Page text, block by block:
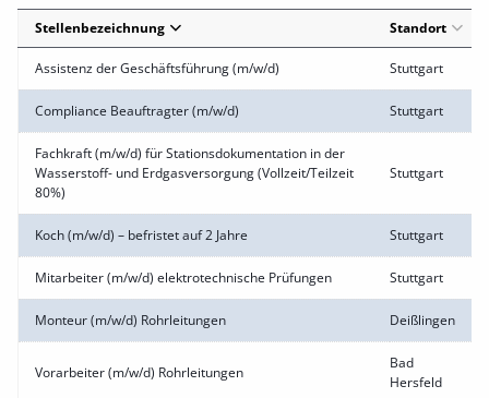
Stellenbezeichnung Standort
Assistenz der Geschäftsführung (m/w/d) Stuttgart
Compliance Beauftragter (m/w/d) Stuttgart
Fachkraft (m/w/d) für Stationsdokumentation in der
Wasserstoff- und Erdgasversorgung (Vollzeit/Teilzeit
80%)
Stuttgart
Koch (m/w/d) – befristet auf 2 Jahre Stuttgart
Mitarbeiter (m/w/d) elektrotechnische Prüfungen Stuttgart
Monteur (m/w/d) Rohrleitungen Deißlingen
Vorarbeiter (m/w/d) Rohrleitungen
Bad
Hersfeld